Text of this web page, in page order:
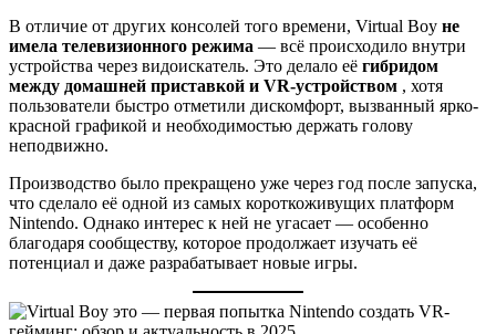
В отличие от других консолей того времени, Virtual Boy не
имела телевизионного режима — всё происходило внутри
устройства через видоискатель. Это делало её гибридом
между домашней приставкой и VR-устройством , хотя
пользователи быстро отметили дискомфорт, вызванный ярко-
красной графикой и необходимостью держать голову
неподвижно.
Производство было прекращено уже через год после запуска,
что сделало её одной из самых короткоживущих платформ
Nintendo. Однако интерес к ней не угасает — особенно
благодаря сообществу, которое продолжает изучать её
потенциал и даже разрабатывает новые игры.